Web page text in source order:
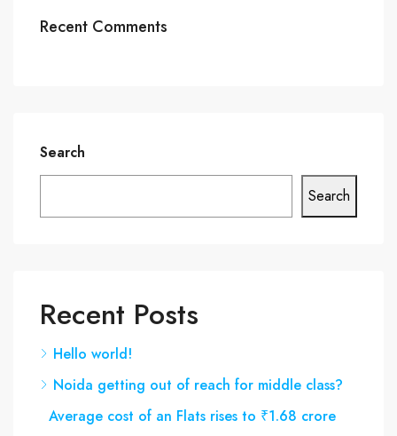
Recent Comments
Search
Search
Recent Posts
Hello world!
Noida getting out of reach for middle class?
Average cost of an Flats rises to ₹1.68 crore